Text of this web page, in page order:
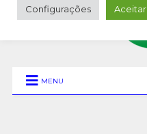
MENU
Configurações